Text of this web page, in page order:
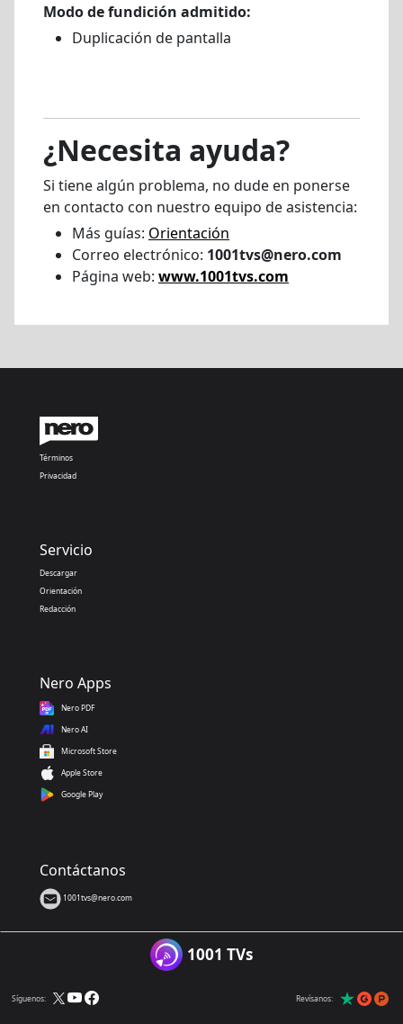
Modo de fundición admitido:
Duplicación de pantalla
¿Necesita ayuda?
Si tiene algún problema, no dude en ponerse
en contacto con nuestro equipo de asistencia:
Más guías: Orientación
Correo electrónico: 1001tvs@nero.com
Página web: www.1001tvs.com
Términos
Privacidad
Servicio
Descargar
Orientación
Redacción
Nero Apps
Nero PDF
Nero AI
Microsoft Store
Apple Store
Google Play
Contáctanos
1001tvs@nero.com
1001 TVs
Síguenos: Revísanos: